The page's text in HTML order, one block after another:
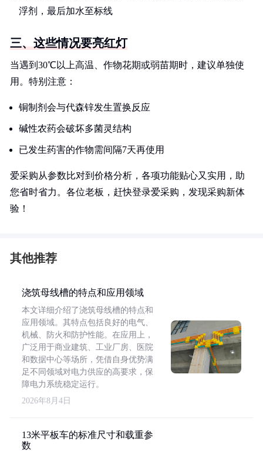
浮剂，最后加水至标线
三、这些情况要亮红灯
当遇到30℃以上高温、作物花期或弱苗期时，建议单独使
用。特别注意：
铜制剂会与代森锌发生置换反应
碱性农药会破坏多菌灵结构
已发生药害的作物需间隔7天再使用
爱采购从参数比对到价格分析，各项功能贴心又实用，助
您省时省力。各位老板，赶快登录爱采购，发现采购新体
验！
其他推荐
浇筑母线槽的特点和应用领域
本文详细介绍了浇筑母线槽的特点和
应用领域。其特点包括良好的电气、
机械、防火和防护性能。在应用上，
广泛用于商业建筑、工业厂房、医院
和数据中心等场所，凭借自身优势满
足不同领域对电力供应的高要求，保
障电力系统稳定运行。
2026年8月4日
13米平板车的标准尺寸和载重参
数